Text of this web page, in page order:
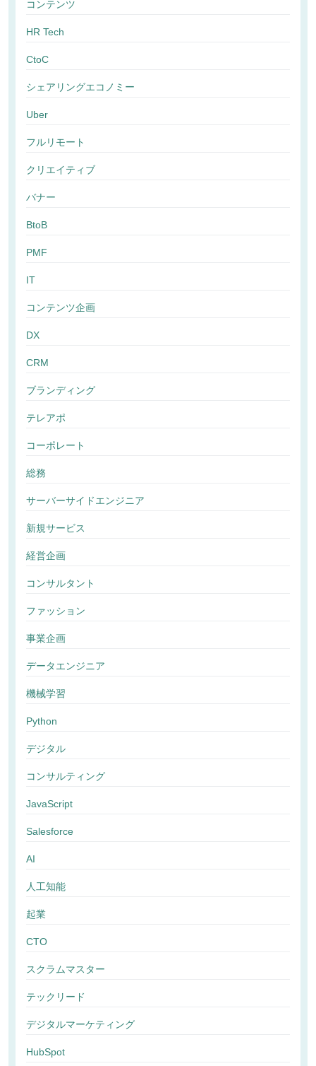
コンテンツ
HR Tech
CtoC
シェアリングエコノミー
Uber
フルリモート
クリエイティブ
バナー
BtoB
PMF
IT
コンテンツ企画
DX
CRM
ブランディング
テレアポ
コーポレート
総務
サーバーサイドエンジニア
新規サービス
経営企画
コンサルタント
ファッション
事業企画
データエンジニア
機械学習
Python
デジタル
コンサルティング
JavaScript
Salesforce
AI
人工知能
起業
CTO
スクラムマスター
テックリード
デジタルマーケティング
HubSpot